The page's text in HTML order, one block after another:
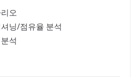
오
닝/점유율 분석
석